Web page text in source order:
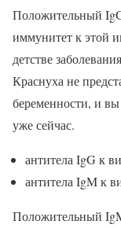
Положительный IgG
иммунитет к этой
детстве
Краснуха не
беременности, и
уже сейчас.
антитела IgG к
антитела IgM к
Положительный